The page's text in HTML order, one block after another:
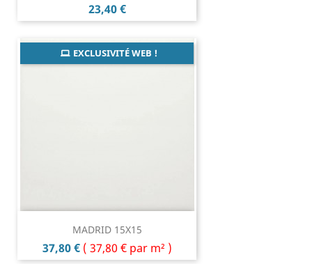
Prix
23,40 €
MADRID 15X15
Prix
37,80 € ( 37,80 € par m² )
EXCLUSIVITÉ WEB !